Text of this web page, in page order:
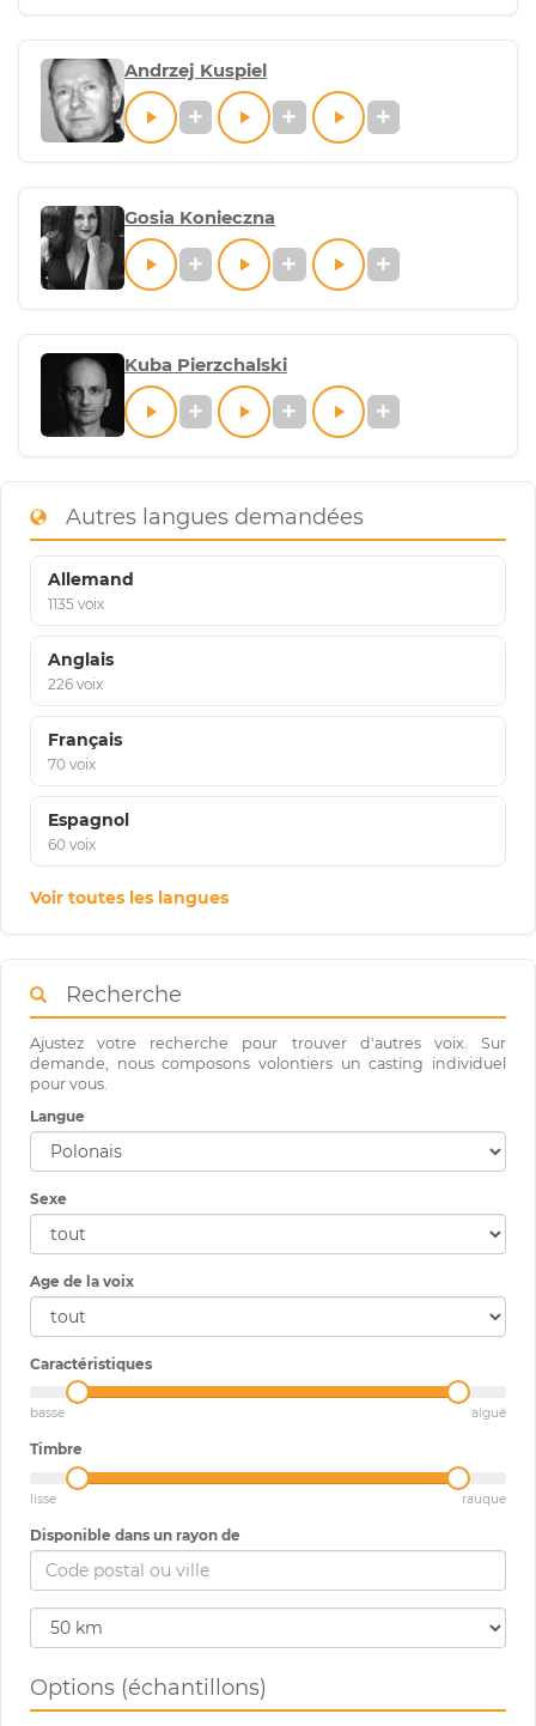
Andrzej Kuspiel
Gosia Konieczna
Kuba Pierzchalski
Autres langues demandées
Allemand
1135 voix
Anglais
226 voix
Français
70 voix
Espagnol
60 voix
Voir toutes les langues
Recherche
Ajustez votre recherche pour trouver d'autres voix. Sur
demande, nous composons volontiers un casting individuel
pour vous.
Langue
Sexe
Age de la voix
Caractéristiques
basse aiguë
Timbre
lisse rauque
Disponible dans un rayon de
Options (échantillons)